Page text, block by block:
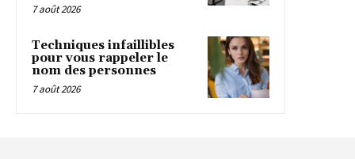
7 août 2026
Techniques infaillibles
pour vous rappeler le
nom des personnes
7 août 2026